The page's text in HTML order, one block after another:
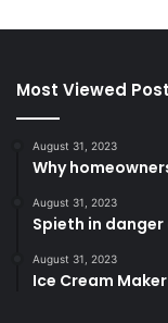
Most Viewed
August 31, 2023
Why
August 31, 2023
Spieth in
August 31, 2023
Ice Cream